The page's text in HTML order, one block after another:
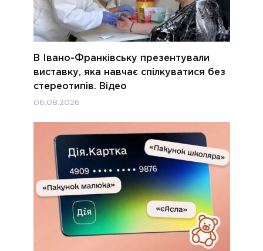
В Івано-Франківську презентували
виставку, яка навчає спілкуватися без
стереотипів. Відео
06.08.2026